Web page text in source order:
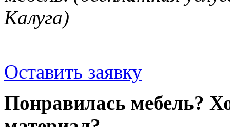
Калуга)
Оставить заявку
Понравилась мебель?